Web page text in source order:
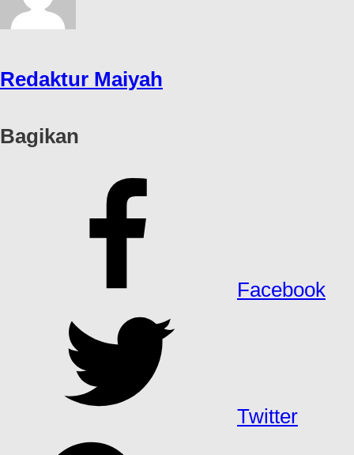
Redaktur Maiyah
Bagikan
Facebook
Twitter